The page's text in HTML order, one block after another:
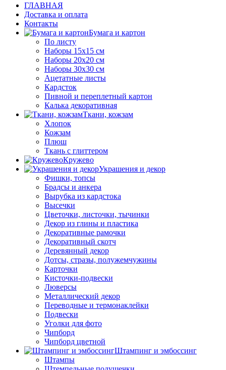
ГЛАВНАЯ
Доставка и оплата
Контакты
Бумага и картон
По листу
Наборы 15х15 см
Наборы 20х20 см
Наборы 30х30 см
Ацетатные листы
Кардсток
Пивной и переплетный картон
Калька декоративная
Ткани, кожзам
Хлопок
Кожзам
Плюш
Ткань с глиттером
Кружево
Украшения и декор
Фишки, топсы
Брадсы и анкера
Вырубка из кардстока
Высечки
Цветочки, листочки, тычинки
Декор из глины и пластика
Декоративные рамочки
Декоративный скотч
Деревянный декор
Дотсы, стразы, полужемчужины
Карточки
Кисточки-подвески
Люверсы
Металлический декор
Переводные и термонаклейки
Подвески
Уголки для фото
Чипборд
Чипборд цветной
Штампинг и эмбоссинг
Штампы